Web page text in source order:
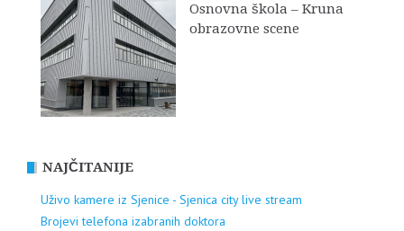
Osnovna škola – Kruna
obrazovne scene
NAJČITANIJE
Uživo kamere iz Sjenice - Sjenica city live stream
Brojevi telefona izabranih doktora